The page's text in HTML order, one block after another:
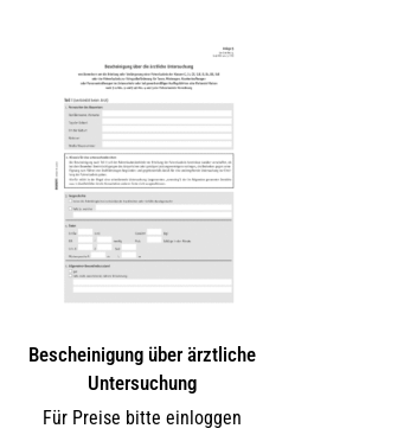
Bescheinigung über ärztliche
Untersuchung
Für Preise bitte einloggen